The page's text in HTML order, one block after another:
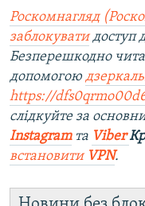
Роскомнагляд
заблокуватидоступ
Безперешкодно
допомогою
https://
слідкуйте за
Instagramта Viber
встановити VPN.